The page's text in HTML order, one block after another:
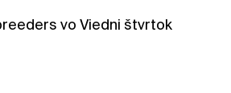
vo Viedni štvrtok